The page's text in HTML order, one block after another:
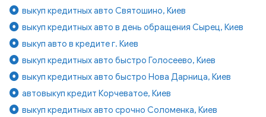
выкуп кредитных авто Святошино, Киев
выкуп кредитных авто в день обращения Сырец, Киев
выкуп авто в кредите г. Киев
выкуп кредитных авто быстро Голосеево, Киев
выкуп кредитных авто быстро Нова Дарница, Киев
автовыкуп кредит Корчеватое, Киев
выкуп кредитных авто срочно Соломенка, Киев